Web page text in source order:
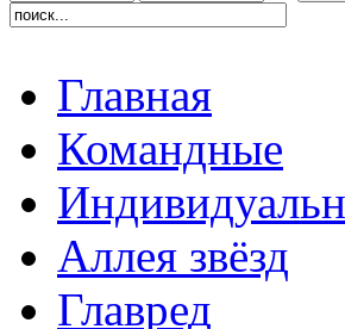
Главная
Командные
Аллея звёзд
Главред